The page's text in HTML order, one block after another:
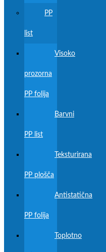
PP
list
Visoko
prozorna
PP folija
Barvni
PP list
Teksturirana
PP plošča
Antistatična
PP folija
Toplotno